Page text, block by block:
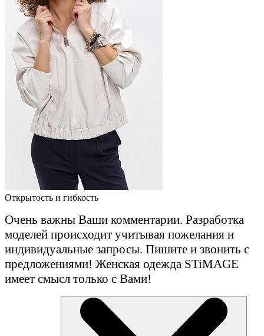
Открытость и гибкость
Очень важны Ваши комментарии. Разработка
моделей происходит учитывая пожелания и
индивидуальные запросы. Пишите и звонить с
предложениями! Женская одежда STiMAGE
имеет смысл только с Вами!